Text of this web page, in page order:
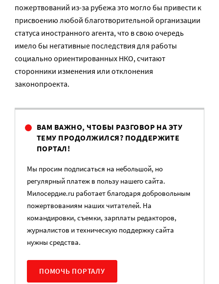
пожертвований из-за рубежа это могло бы привести к
присвоению любой благотворительной организации
статуса иностранного агента, что в свою очередь
имело бы негативные последствия для работы
социально ориентированных НКО, считают
сторонники изменения или отклонения
законопроекта.
ВАМ ВАЖНО, ЧТОБЫ РАЗГОВОР НА ЭТУ
ТЕМУ ПРОДОЛЖИЛСЯ? ПОДДЕРЖИТЕ
ПОРТАЛ!
Мы просим подписаться на небольшой, но
регулярный платеж в пользу нашего сайта.
Милосердие.ru работает благодаря добровольным
пожертвованиям наших читателей. На
командировки, съемки, зарплаты редакторов,
журналистов и техническую поддержку сайта
нужны средства.
ПОМОЧЬ ПОРТАЛУ